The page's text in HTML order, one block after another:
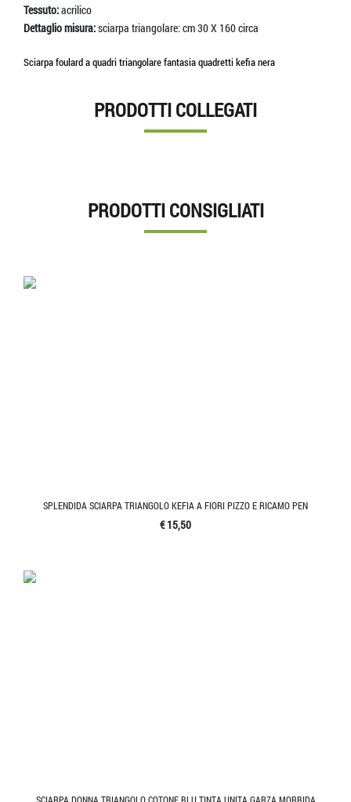
Tessuto:acrilico
Dettaglio misura:sciarpa triangolare: cm 30 X 160 circa
Sciarpa foulard a quadri triangolare fantasia quadretti kefia nera
PRODOTTI COLLEGATI
PRODOTTI CONSIGLIATI
SPLENDIDA SCIARPA TRIANGOLO KEFIA A FIORI PIZZO E RICAMO PEN
€ 15,50